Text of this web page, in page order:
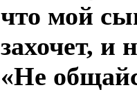
что мой
захочет, и
«Не